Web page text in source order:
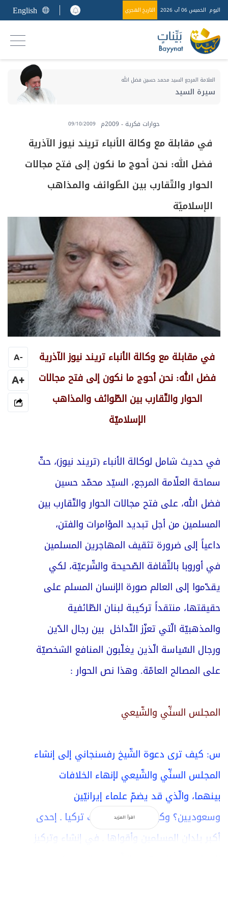
اليوم الخميس 06 آب 2026 التاريخ الهجري English
العلامة المرجع السيد محمد حسين فضل الله
سيرة السيد
حوارات فكرية - 2009م 09/10/2009
في مقابلة مع وكالة الأنباء تريند نيوز الآذرية
فضل الله: نحن أحوج ما نكون إلى فتح مجالات
الحوار والتّقارب بين الطّوائف والمذاهب
الإسلاميّة
في مقابلة مع وكالة الأنباء تريند نيوز الآذرية
فضل الله: نحن أحوج ما نكون إلى فتح مجالات
الحوار والتّقارب بين الطّوائف والمذاهب
الإسلاميّة
في حديث شامل لوكالة الأنباء (تريند نيوز)، حثّ
سماحة العلّامة المرجع، السيّد محمّد حسين
فضل الله، على فتح مجالات الحوار والتّقارب بين
المسلمين من أجل تبديد المؤامرات والفتن،
داعياً إلى ضرورة تثقيف المهاجرين المسلمين
في أوروبا بالثّقافة الصّحيحة والشّرعيّة، لكي
يقدّموا إلى العالم صورة الإنسان المسلم على
حقيقتها، منتقداً تركيبة لبنان الطّائفية
والمذهبيّة الّتي تعزّز التّداخل بين رجال الدّين
ورجال السّياسة الّذين يغلّبون المنافع الشخصيّة
على المصالح العامّة. وهذا نص الحوار :
المجلس السنِّي والشّيعي
س: كيف ترى دعوة الشّيخ رفسنجاني إلى إنشاء
المجلس السنِّي والشّيعي لإنهاء الخلافات
بينهما، والّذي قد يضمّ علماء إيرانيّين
وسعوديين؟ وكيف يساعد اشتراك تركيا ـ إحدى
أكبر بلدان المسلمين وأقواها ـ في إنشاء وتركيز
اقرأ المزيد
-
A
+A